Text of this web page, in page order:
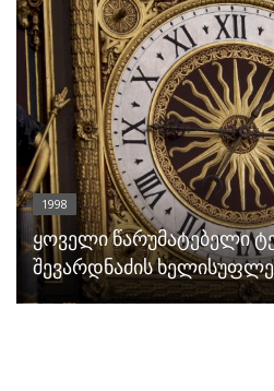
1998
ყოველი წარუმატებელი
შევარდნაძის